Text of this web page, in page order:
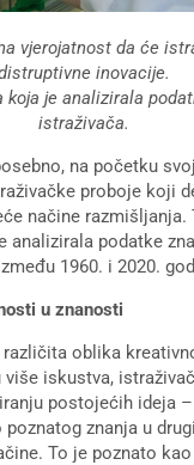
vjerojatnost da će
inovacije.
koja je analizirala
istraživača.
na početku
proboje koji
načine razmišljanja.
analizirala podatke
1960. i 2020.
u znanosti
oblika
iskustva,
postojećih ideja
znanja u
To je poznato